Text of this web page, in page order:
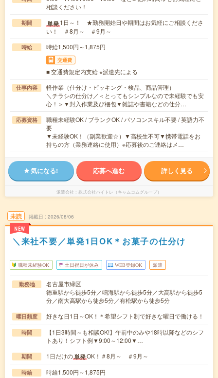
相談ください！
期間 単発1日～！ ★勤務開始日や期間はお気軽にご相談くださ
い！ ＃8月～ ＃9月～
時給 時給1,500円～1,875円
交通費
■ 交通費規定内支給 ※派遣先による
仕事内容
軽作業（仕分け・ピッキング・検品、商品管理）
＼チラシの仕分け／＜とってもシンプルなので未経験でも安
心！＞▼封入作業及び梱包▼雑誌や書籍などの仕分…
応募資格
職種未経験OK / ブランクOK / パソコンスキル不要 / 英語力不
要
▼未経験OK！（副業歓迎☆）▼高校生不可▼携帯電話をお
持ちの方（業務連絡に使用）※応募後のご連絡はメ…
気になる! 応募へ進む 詳しく見る
派遣会社 株式会社バイトレ（キャムコムグループ）
未読
NEW
掲載日 2026/08/06
＼来社不要／単発1日OK＊お菓子の仕分け
職種未経験OK 土日祝日が休み WEB登録OK 派遣
勤務地
名古屋市緑区
徳重駅から徒歩5分／鳴海駅から徒歩5分／大高駅から徒歩5
分／南大高駅から徒歩5分／有松駅から徒歩5分
曜日頻度 好きな日1日～OK！＊希望シフト制で好きな曜日で働ける！
時間
【1日3時間～も相談OK!】午前中のみや18時以降などのシフ
トあり！シフト例▼9:00～12:00▼…
期間 1日だけの単発OK！＃8月～ ＃9月～
時給 時給1,500円～1,875円